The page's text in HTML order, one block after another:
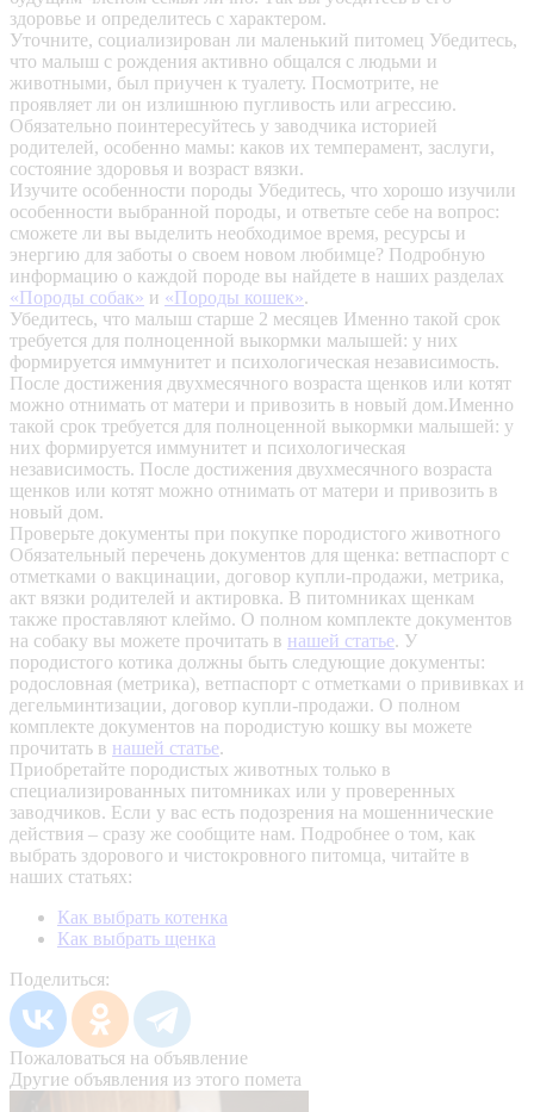
здоровье и определитесь с характером.
Уточните, социализирован ли маленький питомец Убедитесь,
что малыш с рождения активно общался с людьми и
животными, был приучен к туалету. Посмотрите, не
проявляет ли он излишнюю пугливость или агрессию.
Обязательно поинтересуйтесь у заводчика историей
родителей, особенно мамы: каков их темперамент, заслуги,
состояние здоровья и возраст вязки.
Изучите особенности породы Убедитесь, что хорошо изучили
особенности выбранной породы, и ответьте себе на вопрос:
сможете ли вы выделить необходимое время, ресурсы и
энергию для заботы о своем новом любимце? Подробную
информацию о каждой породе вы найдете в наших разделах
«Породы собак» и «Породы кошек».
Убедитесь, что малыш старше 2 месяцев Именно такой срок
требуется для полноценной выкормки малышей: у них
формируется иммунитет и психологическая независимость.
После достижения двухмесячного возраста щенков или котят
можно отнимать от матери и привозить в новый дом.Именно
такой срок требуется для полноценной выкормки малышей: у
них формируется иммунитет и психологическая
независимость. После достижения двухмесячного возраста
щенков или котят можно отнимать от матери и привозить в
новый дом.
Проверьте документы при покупке породистого животного
Обязательный перечень документов для щенка: ветпаспорт с
отметками о вакцинации, договор купли-продажи, метрика,
акт вязки родителей и актировка. В питомниках щенкам
также проставляют клеймо. О полном комплекте документов
на собаку вы можете прочитать в нашей статье. У
породистого котика должны быть следующие документы:
родословная (метрика), ветпаспорт с отметками о прививках и
дегельминтизации, договор купли-продажи. О полном
комплекте документов на породистую кошку вы можете
прочитать в нашей статье.
Приобретайте породистых животных только в
специализированных питомниках или у проверенных
заводчиков. Если у вас есть подозрения на мошеннические
действия – сразу же сообщите нам. Подробнее о том, как
выбрать здорового и чистокровного питомца, читайте в
наших статьях:
Как выбрать котенка
Как выбрать щенка
Поделиться:
Пожаловаться на объявление
Другие объявления из этого помета